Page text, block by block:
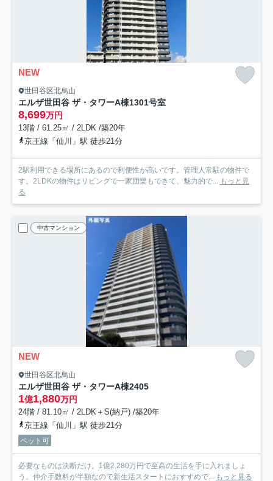
NEW
世田谷区北烏山
エルザ世田谷 ザ・タワーA棟1301号室
8,699万円
13階 / 61.25㎡ / 2LDK /築20年
京王線「仙川」駅 徒歩21分
2駅利用できる場所にあるので利便性が高いです。管理人常駐の物件で
す。2LDKの物件はリビングで一家団欒もできて、魅力的で... もっと見
る
中古マンション
NEW
世田谷区北烏山
エルザ世田谷 ザ・タワーA棟2405
1億1,880万円
24階 / 81.10㎡ / 2LDK＋S(納戸) /築20年
京王線「仙川」駅 徒歩21分
ペット可
必要なものは決断だけ。1億2,280万円で至高の生活を手に入れましょ
う。仲介手数料が半額なので新生活スタートにおすすめで... もっと見る